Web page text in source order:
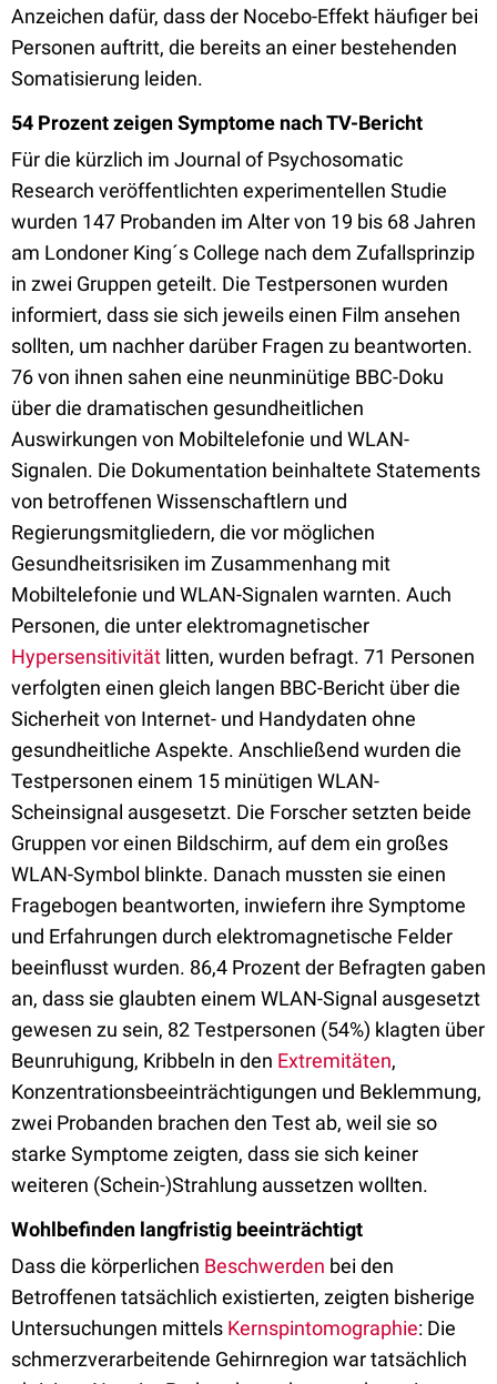
Anzeichen dafür, dass der Nocebo-Effekt häufiger bei
Personen auftritt, die bereits an einer bestehenden
Somatisierung leiden.
54 Prozent zeigen Symptome nach TV-Bericht
Für die kürzlich im Journal of Psychosomatic
Research veröffentlichten experimentellen Studie
wurden 147 Probanden im Alter von 19 bis 68 Jahren
am Londoner King´s College nach dem Zufallsprinzip
in zwei Gruppen geteilt. Die Testpersonen wurden
informiert, dass sie sich jeweils einen Film ansehen
sollten, um nachher darüber Fragen zu beantworten.
76 von ihnen sahen eine neunminütige BBC-Doku
über die dramatischen gesundheitlichen
Auswirkungen von Mobiltelefonie und WLAN-
Signalen. Die Dokumentation beinhaltete Statements
von betroffenen Wissenschaftlern und
Regierungsmitgliedern, die vor möglichen
Gesundheitsrisiken im Zusammenhang mit
Mobiltelefonie und WLAN-Signalen warnten. Auch
Personen, die unter elektromagnetischer
Hypersensitivität litten, wurden befragt. 71 Personen
verfolgten einen gleich langen BBC-Bericht über die
Sicherheit von Internet- und Handydaten ohne
gesundheitliche Aspekte. Anschließend wurden die
Testpersonen einem 15 minütigen WLAN-
Scheinsignal ausgesetzt. Die Forscher setzten beide
Gruppen vor einen Bildschirm, auf dem ein großes
WLAN-Symbol blinkte. Danach mussten sie einen
Fragebogen beantworten, inwiefern ihre Symptome
und Erfahrungen durch elektromagnetische Felder
beeinflusst wurden. 86,4 Prozent der Befragten gaben
an, dass sie glaubten einem WLAN-Signal ausgesetzt
gewesen zu sein, 82 Testpersonen (54%) klagten über
Beunruhigung, Kribbeln in den Extremitäten,
Konzentrationsbeeinträchtigungen und Beklemmung,
zwei Probanden brachen den Test ab, weil sie so
starke Symptome zeigten, dass sie sich keiner
weiteren (Schein-)Strahlung aussetzen wollten.
Wohlbefinden langfristig beeinträchtigt
Dass die körperlichen Beschwerden bei den
Betroffenen tatsächlich existierten, zeigten bisherige
Untersuchungen mittels Kernspintomographie: Die
schmerzverarbeitende Gehirnregion war tatsächlich